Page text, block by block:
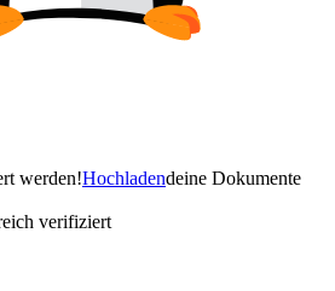
werden!Hochladendeine Dokumente
verifiziert